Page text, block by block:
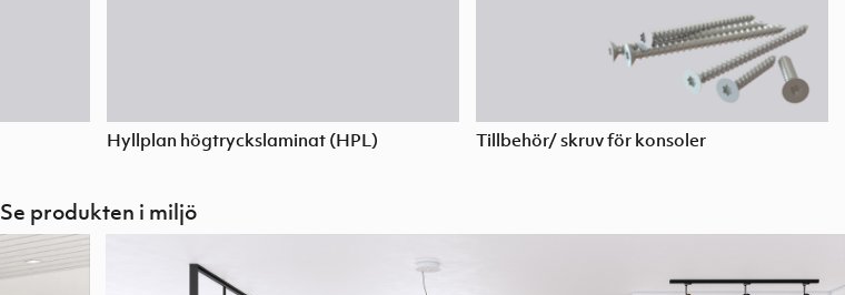
Hyllplan högtryckslaminat (HPL) Tillbehör/ skruv för konsoler
Se produkten i miljö